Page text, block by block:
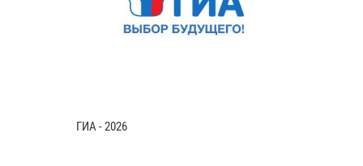
ГИА - 2026